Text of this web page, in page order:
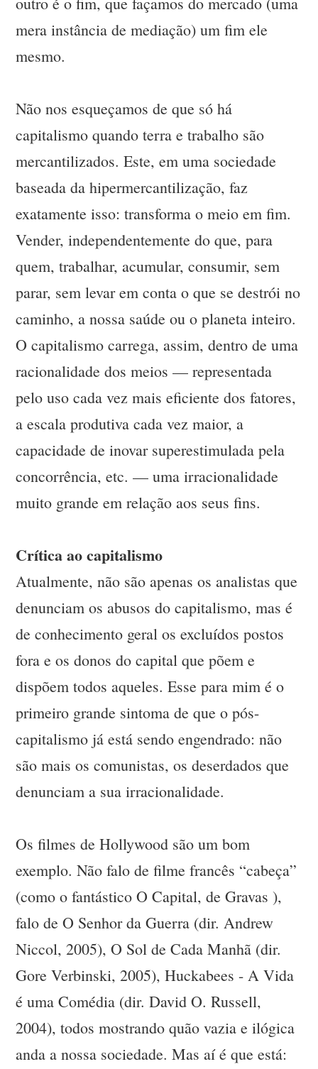
mera instância de mediação) um fim ele
mesmo.
Não nos esqueçamos de que só há
capitalismo quando terra e trabalho são
mercantilizados. Este, em uma sociedade
baseada da hipermercantilização, faz
exatamente isso: transforma o meio em fim.
Vender, independentemente do que, para
quem, trabalhar, acumular, consumir, sem
parar, sem levar em conta o que se destrói no
caminho, a nossa saúde ou o planeta inteiro.
O capitalismo carrega, assim, dentro de uma
racionalidade dos meios — representada
pelo uso cada vez mais eficiente dos fatores,
a escala produtiva cada vez maior, a
capacidade de inovar superestimulada pela
concorrência, etc. — uma irracionalidade
muito grande em relação aos seus fins.
Crítica ao capitalismo
Atualmente, não são apenas os analistas que
denunciam os abusos do capitalismo, mas é
de conhecimento geral os excluídos postos
fora e os donos do capital que põem e
dispõem todos aqueles. Esse para mim é o
primeiro grande sintoma de que o pós-
capitalismo já está sendo engendrado: não
são mais os comunistas, os deserdados que
denunciam a sua irracionalidade.
Os filmes de Hollywood são um bom
exemplo. Não falo de filme francês “cabeça”
(como o fantástico O Capital, de Gravas ),
falo de O Senhor da Guerra (dir. Andrew
Niccol, 2005), O Sol de Cada Manhã (dir.
Gore Verbinski, 2005), Huckabees - A Vida
é uma Comédia (dir. David O. Russell,
2004), todos mostrando quão vazia e ilógica
anda a nossa sociedade. Mas aí é que está: